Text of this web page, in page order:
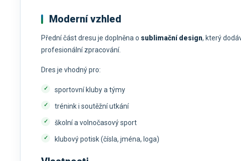
Moderní vzhled
Přední část dresu je doplněna o sublimační design, který
profesionální zpracování.
Dres je vhodný pro:
sportovní kluby a týmy
trénink i soutěžní utkání
školní a volnočasový sport
klubový potisk (čísla, jména, loga)